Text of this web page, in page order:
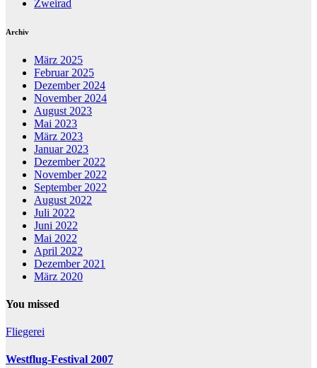
Zweirad
Archiv
März 2025
Februar 2025
Dezember 2024
November 2024
August 2023
Mai 2023
März 2023
Januar 2023
Dezember 2022
November 2022
September 2022
August 2022
Juli 2022
Juni 2022
Mai 2022
April 2022
Dezember 2021
März 2020
You missed
Fliegerei
Westflug-Festival 2007